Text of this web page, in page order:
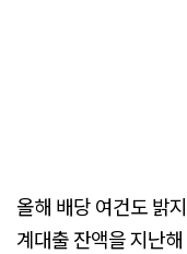
올해 배당 여건도 밝
계대출 잔액을 지난